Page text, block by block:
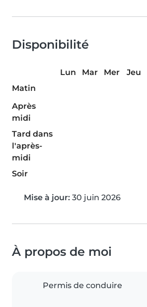
Disponibilité
Lun Mar Mer Jeu
Matin
Après
midi
Tard dans
l'après-
midi
Soir
Mise à jour: 30 juin 2026
À propos de moi
Permis de conduire